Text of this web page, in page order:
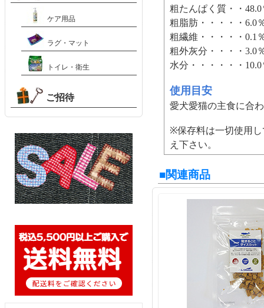
粗たんぱく質・・
粗脂肪・・・・・6.0
粗繊維・・・・・0.1
粗外灰分・・・・3.0
水分・・・・・・
使用目安
愛犬愛猫の主食に合
※保存料は一切使用
え下さい。
■関連商品
ケア用品
ラグ・マット
トイレ・衛生
ご招待